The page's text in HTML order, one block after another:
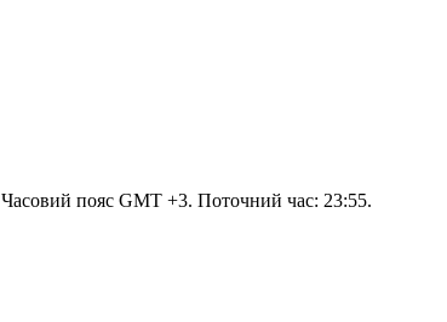
Часовий пояс GMT +3. Поточний час: 23:55.